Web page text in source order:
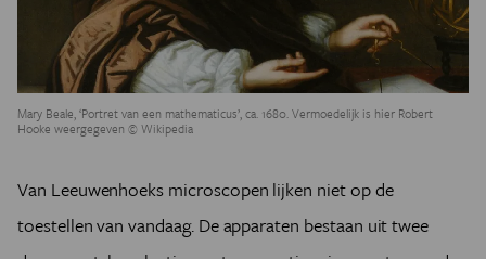
Mary Beale, ‘Portret van een mathematicus’, ca. 1680. Vermoedelijk is hier Robert
Hooke weergegeven © Wikipedia
Van Leeuwenhoeks microscopen lijken niet op de
toestellen van vandaag. De apparaten bestaan uit twee